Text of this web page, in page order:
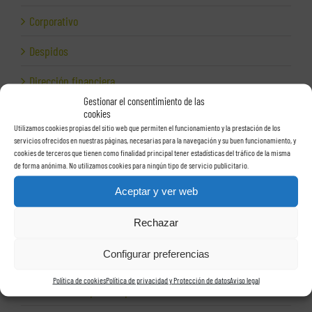
Gestionar el consentimiento de las
cookies
Utilizamos cookies propias del sitio web que permiten el funcionamiento y la prestación de los
servicios ofrecidos en nuestras páginas, necesarias para la navegación y su buen funcionamiento, y
cookies de terceros que tienen como finalidad principal tener estadísticas del tráfico de la misma
de forma anónima. No utilizamos cookies para ningún tipo de servicio publicitario.
Aceptar y ver web
Rechazar
Configurar preferencias
Política de cookiesPolítica de privacidad y Protección de datosAviso legal
Corporativo
Despidos
Dirección financiera
Empresas e Internet
Exportación
Facturas